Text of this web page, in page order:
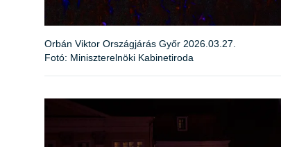
Orbán Viktor Országjárás Győr 2026.03.27.
Fotó: Miniszterelnöki Kabinetiroda